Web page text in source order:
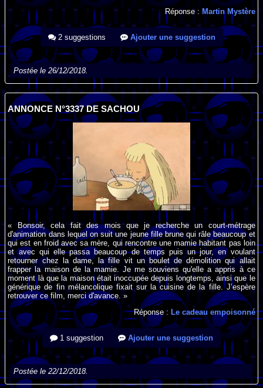
Réponse : Martin Mystère
2 suggestions Ajouter une suggestion
Postée le 26/12/2018.
ANNONCE N°3337 DE SACHOU
« Bonsoir, cela fait des mois que je recherche un court-métrage
d'animation dans lequel on suit une jeune fille brune qui râle beaucoup et
qui est en froid avec sa mère, qui rencontre une mamie habitant pas loin
et avec qui elle passa beaucoup de temps puis un jour, en voulant
retourner chez la dame, la fille vit un boulet de démolition qui allait
frapper la maison de la mamie. Je me souviens qu'elle a appris à ce
moment là que la maison était inoccupée depuis longtemps, ainsi que le
générique de fin mélancolique fixait sur la cuisine de la fille. J’espère
retrouver ce film, merci d'avance. »
Réponse : Le cadeau empoisonné
1 suggestion Ajouter une suggestion
Postée le 22/12/2018.